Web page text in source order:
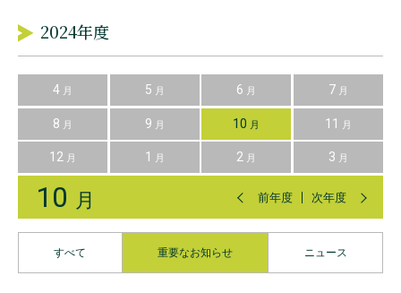
2024年度
4 月 5 月 6 月 7 月
8 月 9 月 10 月 11 月
12 月 1 月 2 月 3 月
10 月 前年度 次年度
すべて 重要なお知らせ ニュース